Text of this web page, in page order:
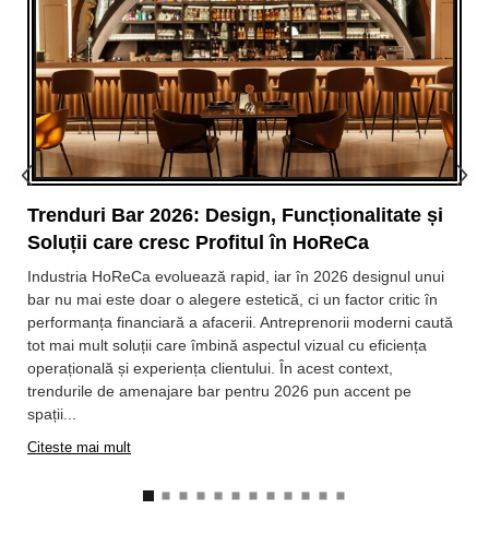
Trenduri Bar 2026: Design, Funcționalitate și
Soluții care cresc Profitul în HoReCa
Industria HoReCa evoluează rapid, iar în 2026 designul unui
bar nu mai este doar o alegere estetică, ci un factor critic în
performanța financiară a afacerii. Antreprenorii moderni caută
tot mai mult soluții care îmbină aspectul vizual cu eficiența
operațională și experiența clientului. În acest context,
trendurile de amenajare bar pentru 2026 pun accent pe
spații...
Citeste mai mult